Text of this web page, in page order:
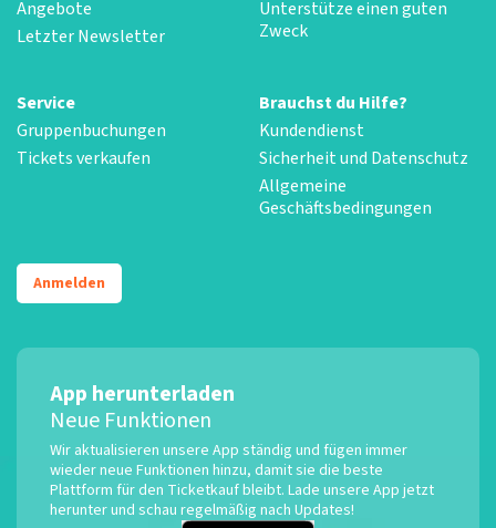
Angebote
Letzter Newsletter
Unterstütze einen guten
Zweck
Service
Gruppenbuchungen
Tickets verkaufen
Brauchst du Hilfe?
Kundendienst
Sicherheit und Datenschutz
Allgemeine
Geschäftsbedingungen
Anmelden
App herunterladen
Neue Funktionen
Wir aktualisieren unsere App ständig und fügen immer
wieder neue Funktionen hinzu, damit sie die beste
Plattform für den Ticketkauf bleibt. Lade unsere App jetzt
herunter und schau regelmäßig nach Updates!